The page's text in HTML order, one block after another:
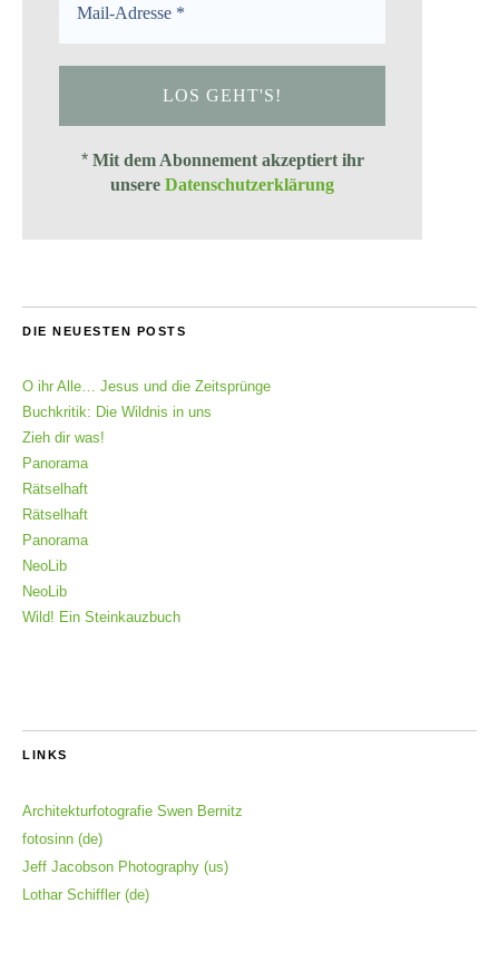
* Mit dem Abonnement akzeptiert ihr
unsereDatenschutzerklärung
DIE NEUESTEN POSTS
O ihr Alle… Jesus und die Zeitsprünge
Buchkritik: Die Wildnis in uns
Zieh dir was!
Panorama
Rätselhaft
Rätselhaft
Panorama
NeoLib
NeoLib
Wild! Ein Steinkauzbuch
LINKS
Architekturfotografie Swen Bernitz
fotosinn (de)
Jeff Jacobson Photography (us)
Lothar Schiffler (de)